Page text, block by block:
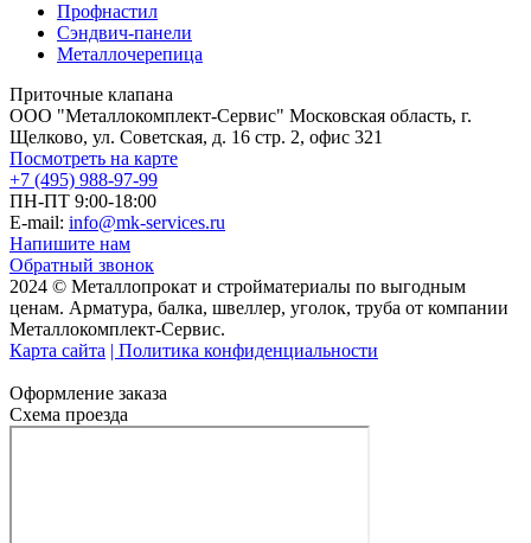
Профнастил
Сэндвич-панели
Металлочерепица
Приточные клапана
ООО "Металлокомплект-Сервис" Московская область, г.
Щелково, ул. Советская, д. 16 стр. 2, офис 321
Посмотреть на карте
+7 (495) 988-97-99
ПН-ПТ 9:00-18:00
E-mail: info@mk-services.ru
Напишите нам
Обратный звонок
2024 © Металлопрокат и стройматериалы по выгодным
ценам. Арматура, балка, швеллер, уголок, труба от компании
Металлокомплект-Сервис.
Карта сайта | Политика конфиденциальности
Оформление заказа
Схема проезда